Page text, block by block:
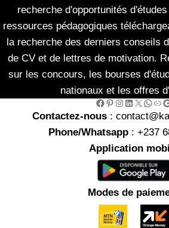
recherche d'opportunités
ressources pédagogiques
la recherche des derniers conseils
de CV et de lettres de motivation.
sur les concours, les bourses
nationaux et les offres
Facebook Pinterest InstagramLinkedIn X WhatsApp Link Google
Contactez-nous :
Phone/Whatsapp: +237
Application
Modes de